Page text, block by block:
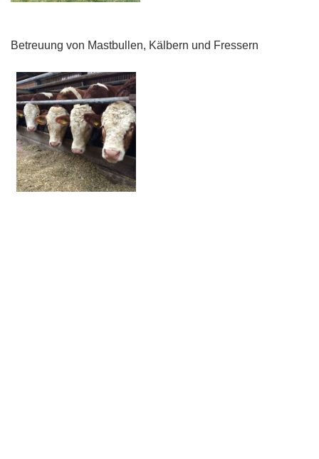
Betreuung von Mastbullen, Kälbern und Fressern